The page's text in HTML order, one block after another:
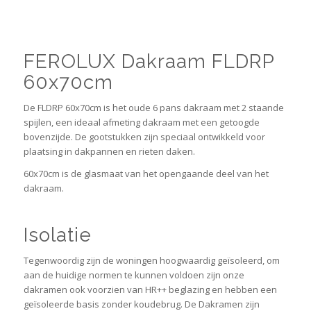
FEROLUX Dakraam FLDRP
60x70cm
De FLDRP 60x70cm is het oude 6 pans dakraam met 2 staande
spijlen, een ideaal afmeting dakraam met een getoogde
bovenzijde. De gootstukken zijn speciaal ontwikkeld voor
plaatsing in dakpannen en rieten daken.
60x70cm is de glasmaat van het opengaande deel van het
dakraam.
Isolatie
Tegenwoordig zijn de woningen hoogwaardig geïsoleerd, om
aan de huidige normen te kunnen voldoen zijn onze
dakramen ook voorzien van HR++ beglazing en hebben een
geïsoleerde basis zonder koudebrug. De Dakramen zijn